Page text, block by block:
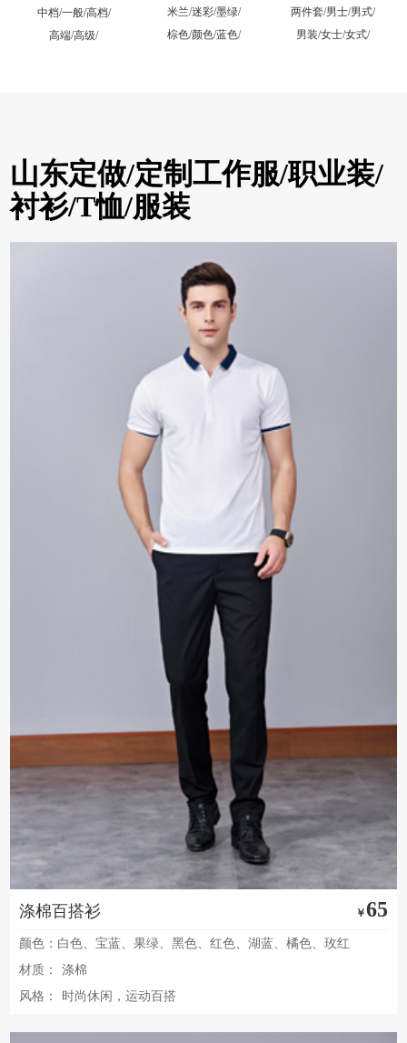
中档/一般/高档/
高端/高级/
米兰/迷彩/墨绿/
棕色/颜色/蓝色/
两件套/男士/男式/
男装/女士/女式/
山东定做/定制工作服/职业装/
衬衫/T恤/服装
涤棉百搭衫 ￥65
颜色：白色、宝蓝、果绿、黑色、红色、湖蓝、橘色、玫红
材质：
涤棉
风格：
时尚休闲，运动百搭